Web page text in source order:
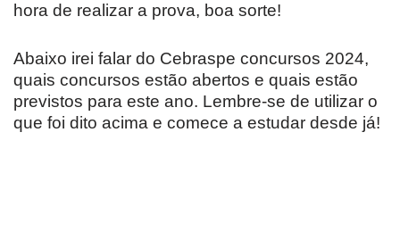
hora de realizar a prova, boa sorte!
Abaixo irei falar do Cebraspe concursos 2024,
quais concursos estão abertos e quais estão
previstos para este ano. Lembre-se de utilizar o
que foi dito acima e comece a estudar desde já!